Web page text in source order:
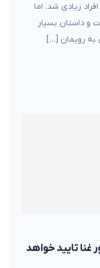
زیادی شد. اما
و داستان بسیار
رویمان […]
غنا تایید خواهد